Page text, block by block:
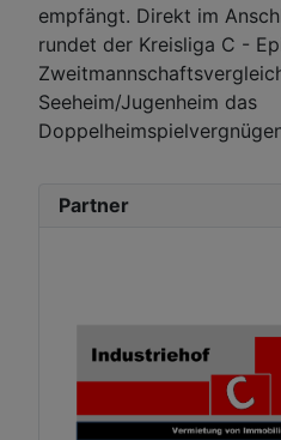
empfängt. Direkt im
rundet der Kreisliga C -
Seeheim/Jugenheim das
Partner